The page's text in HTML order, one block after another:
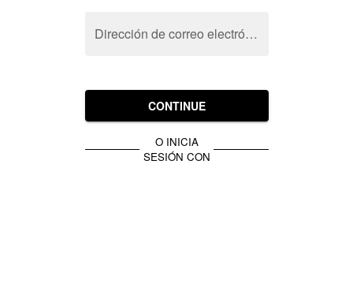
Dirección de correo electrónico
CONTINUE
O INICIA
SESIÓN CON